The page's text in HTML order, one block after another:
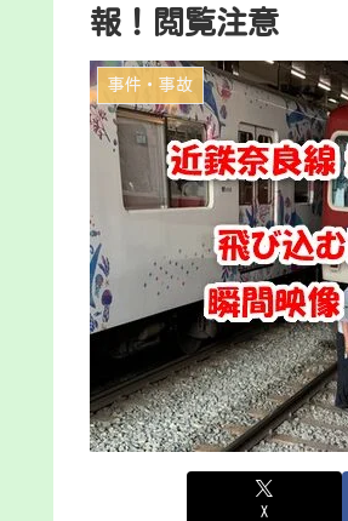
報！閲覧注意
事件・事故
X